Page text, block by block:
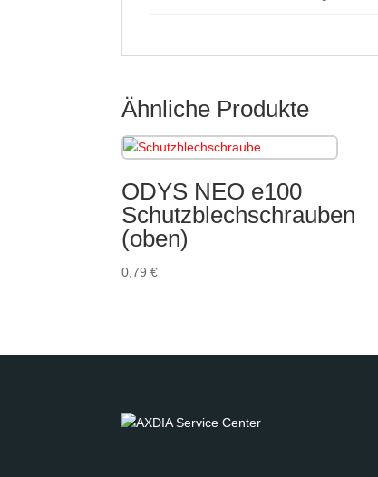
Ähnliche Produkte
ODYS NEO e100
Schutzblechschrauben
(oben)
0,79€